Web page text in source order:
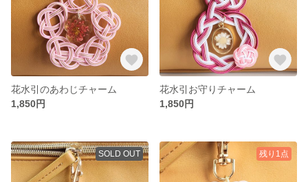
花水引のあわじチャーム
1,850円
花水引お守りチャーム
1,850円
SOLD OUT 残り1点